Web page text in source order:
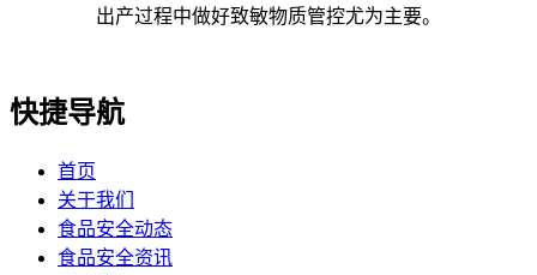
出产过程中做好致敏物质管控尤为主要。
快捷导航
首页
关于我们
食品安全动态
食品安全资讯